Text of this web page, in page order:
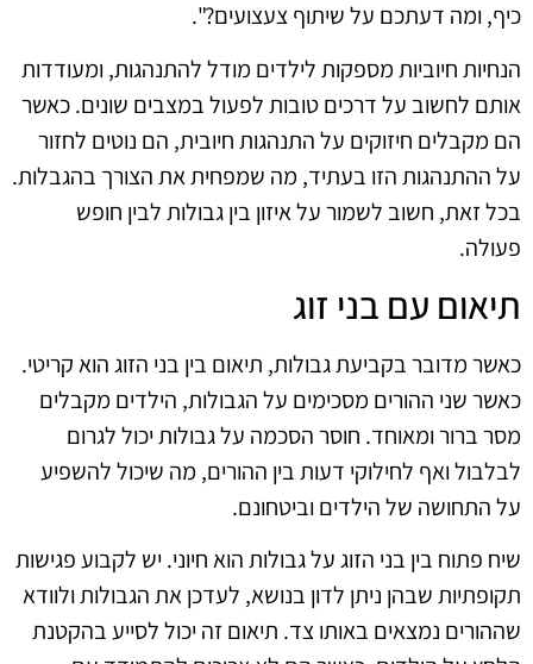
כיף, ומה דעתכם על שיתוף צעצועים?".
הנחיות חיוביות מספקות לילדים מודל להתנהגות, ומעודדות
אותם לחשוב על דרכים טובות לפעול במצבים שונים. כאשר
הם מקבלים חיזוקים על התנהגות חיובית, הם נוטים לחזור
על ההתנהגות הזו בעתיד, מה שמפחית את הצורך בהגבלות.
בכל זאת, חשוב לשמור על איזון בין גבולות לבין חופש
פעולה.
תיאום עם בני זוג
כאשר מדובר בקביעת גבולות, תיאום בין בני הזוג הוא קריטי.
כאשר שני ההורים מסכימים על הגבולות, הילדים מקבלים
מסר ברור ומאוחד. חוסר הסכמה על גבולות יכול לגרום
לבלבול ואף לחילוקי דעות בין ההורים, מה שיכול להשפיע
על התחושה של הילדים וביטחונם.
שיח פתוח בין בני הזוג על גבולות הוא חיוני. יש לקבוע פגישות
תקופתיות שבהן ניתן לדון בנושא, לעדכן את הגבולות ולוודא
שההורים נמצאים באותו צד. תיאום זה יכול לסייע בהקטנת